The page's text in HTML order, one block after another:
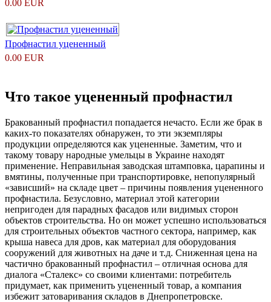
0.00 EUR
Профнастил уцененный
0.00 EUR
Что такое уцененный профнастил
Бракованный профнастил попадается нечасто. Если же брак в
каких-то показателях обнаружен, то эти экземпляры
продукции определяются как уцененные. Заметим, что и
такому товару народные умельцы в Украине находят
применение. Неправильная заводская штамповка, царапины и
вмятины, полученные при транспортировке, непопулярный
«зависший» на складе цвет – причины появления уцененного
профнастила. Безусловно, материал этой категории
непригоден для парадных фасадов или видимых сторон
объектов строительства. Но он может успешно использоваться
для строительных объектов частного сектора, например, как
крыша навеса для дров, как материал для оборудования
сооружений для животных на даче и т.д. Сниженная цена на
частично бракованный профнастил – отличная основа для
диалога «Сталекс» со своими клиентами: потребитель
придумает, как применить уцененный товар, а компания
избежит затоваривания складов в Днепропетровске.